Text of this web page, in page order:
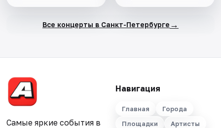
Все концерты в Санкт-Петербурге →
Самые яркие события в
Навигация
Главная
Города
Площадки
Артисты